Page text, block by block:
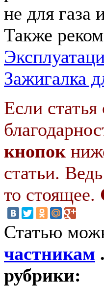
не для газа
Также
Зажигалка
Если статья
кнопок
статьи.
то стоящее.
Статью
частникам
рубрики: